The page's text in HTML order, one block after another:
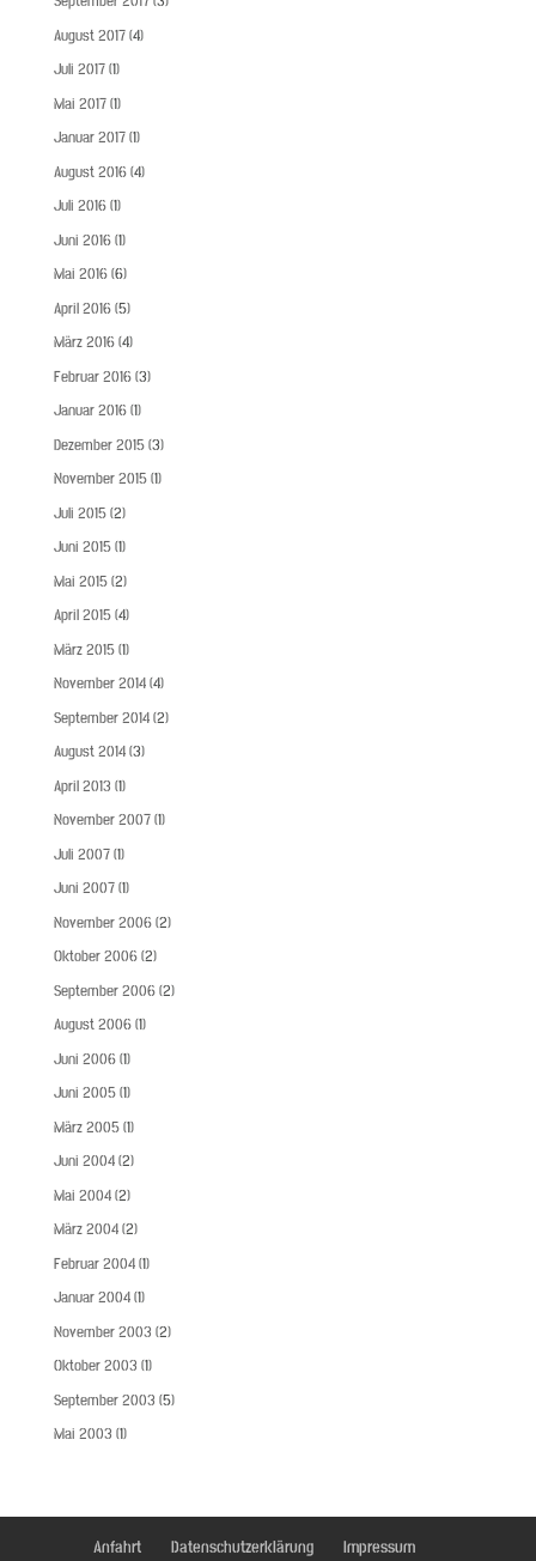
August 2017(4)
Juli 2017(1)
Mai 2017(1)
Januar 2017(1)
August 2016(4)
Juli 2016(1)
Juni 2016(1)
Mai 2016(6)
April 2016(5)
März 2016(4)
Februar 2016(3)
Januar 2016(1)
Dezember 2015(3)
November 2015(1)
Juli 2015(2)
Juni 2015(1)
Mai 2015(2)
April 2015(4)
März 2015(1)
November 2014(4)
September 2014(2)
August 2014(3)
April 2013 (1)
November 2007(1)
Juli 2007(1)
Juni 2007(1)
November 2006(2)
Oktober 2006(2)
September 2006(2)
August 2006(1)
Juni 2006(1)
Juni 2005(1)
März 2005(1)
Juni 2004(2)
Mai 2004(2)
März 2004(2)
Februar 2004(1)
Januar 2004(1)
November 2003 (2)
Oktober 2003 (1)
September 2003 (5)
Mai 2003 (1)
Anfahrt Datenschutzerklärung Impressum